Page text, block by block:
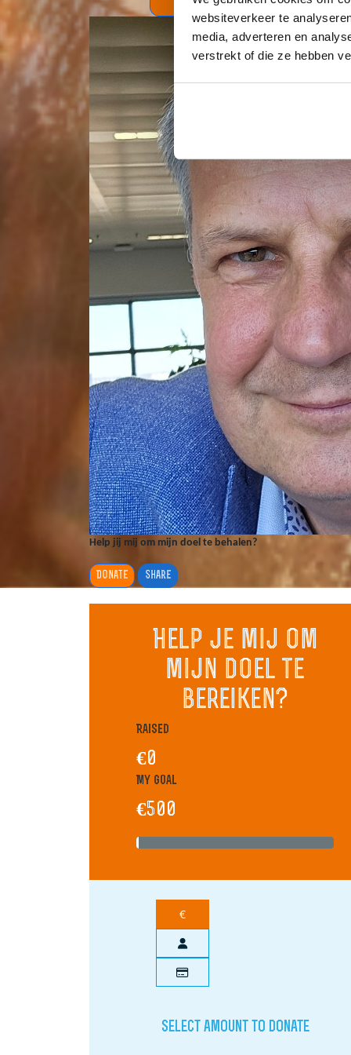
websiteverkeer te
media, adverteren en
verstrekt of die ze hebben
Help jij mij om mijn doel te behalen?
Donate Share
Help je mij om
mijn doel te
bereiken?
Raised
€0
My Goal
€500
€
Select amount to donate